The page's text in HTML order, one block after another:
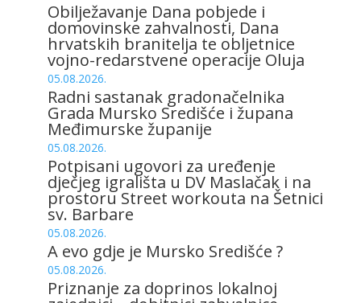
Obilježavanje Dana pobjede i
domovinske zahvalnosti, Dana
hrvatskih branitelja te obljetnice
vojno-redarstvene operacije Oluja
05.08.2026.
Radni sastanak gradonačelnika
Grada Mursko Središće i župana
Međimurske županije
05.08.2026.
Potpisani ugovori za uređenje
dječjeg igrališta u DV Maslačak i na
prostoru Street workouta na Šetnici
sv. Barbare
05.08.2026.
A evo gdje je Mursko Središće ?
05.08.2026.
Priznanje za doprinos lokalnoj